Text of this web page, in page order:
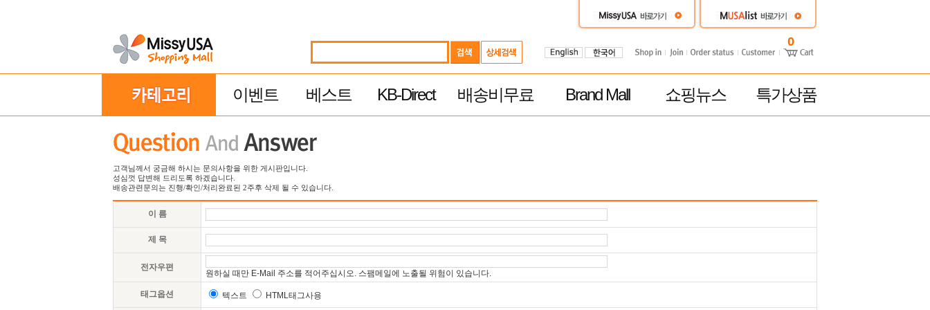
0
이벤트 베스트 KB-Direct 배송비무료 Brand Mall 쇼핑뉴스 특가상품
고객님께서 궁금해 하시는 문의사항을 위한 게시판입니다.
성심껏 답변해 드리도록 하겠습니다.
배송관련문의는 진행/확인/처리완료된 2주후 삭제 될 수 있습니다.
이 름
제 목
전자우편
원하실 때만 E-Mail 주소를 적어주십시오. 스팸메일에 노출될 위험이 있습니다.
태그옵션 텍스트 HTML태그사용